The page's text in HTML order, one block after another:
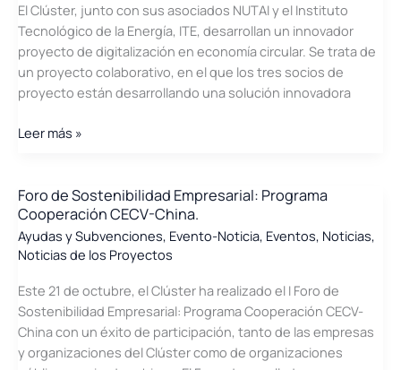
e
Inclusiva:
Hidrógeno
Renovable
El Clúster, junto con sus asociados NUTAI y el Instituto
Tecnológico de la Energía, ITE, desarrollan un innovador
proyecto de digitalización en economía circular. Se trata de
un proyecto colaborativo, en el que los tres socios de
proyecto están desarrollando una solución innovadora
El
y
el
ITE
desarrollan
proyecto
AEI
de
Digitalización
Leer más »
Foro de Sostenibilidad Empresarial: Programa
Cooperación CECV-China.
Ayudas y Subvenciones, Evento-Noticia, Eventos, Noticias,
Noticias de los Proyectos
Este 21 de octubre, el Clúster ha realizado el I Foro de
Sostenibilidad Empresarial: Programa Cooperación CECV-
China con un éxito de participación, tanto de las empresas
y organizaciones del Clúster como de organizaciones